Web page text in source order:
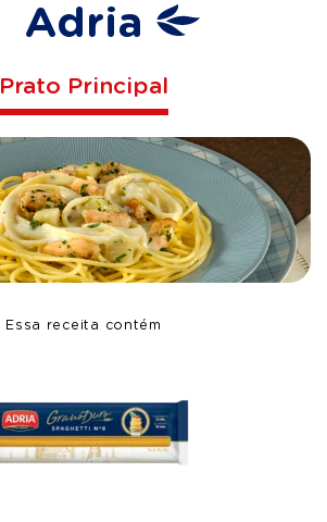
Adria
Prato Principal
Essa receita contém